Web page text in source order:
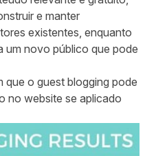
e manter
existentes, enquanto
um novo público que pode
que o guest blogging pode
no website se aplicado